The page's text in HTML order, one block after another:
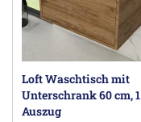
Loft Waschtisch mit
Unterschrank 60 cm, 1
Auszug